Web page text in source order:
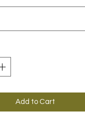
Add to Cart